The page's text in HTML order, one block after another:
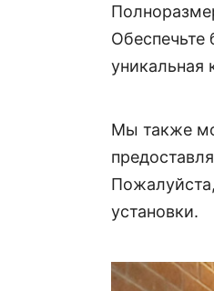
уникальная
Мы также
установки.